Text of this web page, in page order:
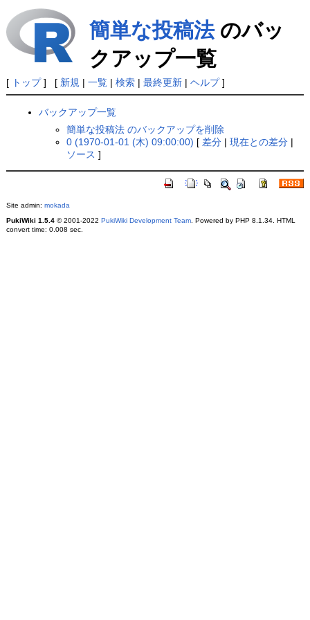
簡単な投稿法のバッ
クアップ一覧
[ トップ] [ 新規 | 一覧| 検索| 最終更新| ヘルプ]
バックアップ一覧
簡単な投稿法 のバックアップを削除
0 (1970-01-01 (木) 09:00:00) [ 差分 |現在との差分 |
ソース ]
Site admin: mokada
PukiWiki 1.5.4© 2001-2022 PukiWiki Development Team. Powered by PHP 8.1.34. HTML
convert time: 0.008 sec.